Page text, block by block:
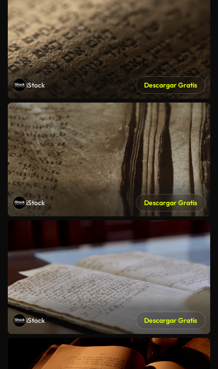
iStock Descargar Gratis
iStock Descargar Gratis
iStock Descargar Gratis